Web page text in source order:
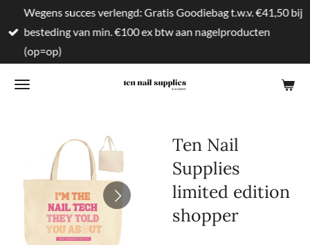
direct
naar
hoofdinhoud
Wegens succes verlengd: Gratis Goodiebag t.w.v. €41,50 bij
besteding van min. €100 ex btw aan nagelproducten
(op=op)
Ten Nail
Supplies
limited edition
shopper